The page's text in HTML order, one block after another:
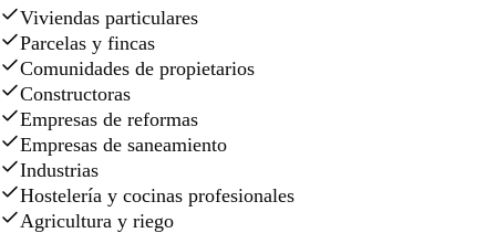
Viviendas particulares
Parcelas y fincas
Comunidades de propietarios
Constructoras
Empresas de reformas
Empresas de saneamiento
Industrias
Hostelería y cocinas profesionales
Agricultura y riego